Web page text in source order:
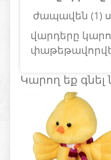
ժապավեն (1)
վարդերը
Կարող եք